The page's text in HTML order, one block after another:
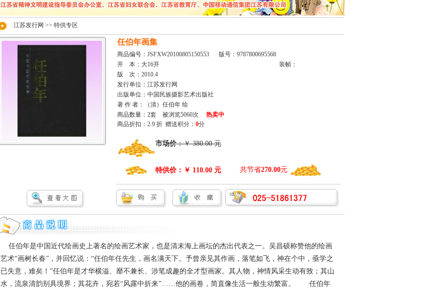
江苏发行网 >> 特供专区
任伯年画集
商品编号：JSFXW20100805150553
版号：9787800695568
开 本：大16开
装帧：
版 次：2010.4
发行单位：江苏发行网
出版单位：中国民族摄影艺术出版社
著 作 者：（清）任伯年 绘
商品数量：2套 被浏览5060次 热卖中
商品折扣：2.9 折 赠送积分： 0分
市场价：￥ 380.00 元
特供价：￥ 110.00 元 共节省270.00元
任伯年是中国近代绘画史上著名的绘画艺术家，也是清末海上画坛的杰出代表之一。吴昌硕称赞他的绘画
艺术“画树长春”，并回忆说：“任伯年任先生，画名满天下。予曾亲见其作画，落笔如飞，神在个中，亟学之
已失意，难矣！”任伯年是才华横溢、靡不兼长、涉笔成趣的全才型画家。其人物，神情风采生动有致；其山
水，流泉清韵别具境界；其花卉，宛若“风露中折来”……他的画卷，简直像生活一般生动繁富。 任伯年